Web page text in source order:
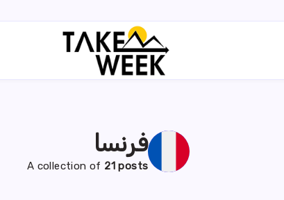
فرنسا
A collection of 21 posts